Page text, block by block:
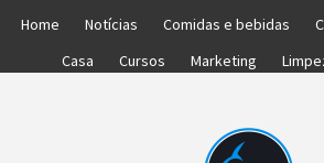
Home Notícias Comidas e bebidas
Casa
Cursos Marketing